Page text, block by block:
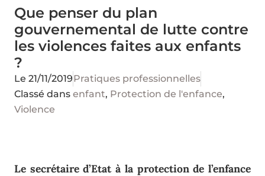
Que penser du plan
gouvernemental de lutte contre
les violences faites aux enfants
?
Le 21/11/2019Pratiques professionnelles
Classé dans enfant, Protection de l'enfance,
Violence
Le secrétaire d’Etat à la protection de l’enfance